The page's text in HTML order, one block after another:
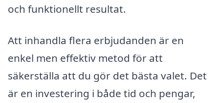
och funktionellt resultat.
Att inhandla flera erbjudanden är en
enkel men effektiv metod för att
säkerställa att du gör det bästa valet. Det
är en investering i både tid och pengar,